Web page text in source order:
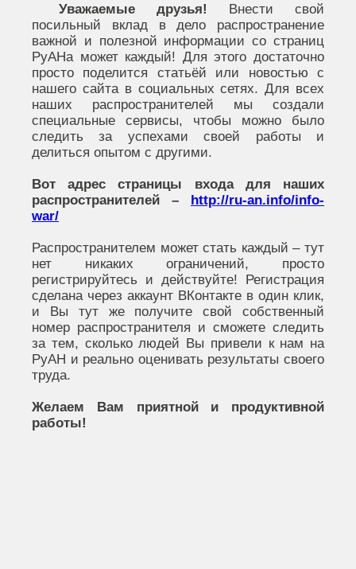
Уважаемые друзья!
Внести свой
посильный вклад в дело распространение
важной и полезной информации со страниц
РуАНа может каждый! Для этого достаточно
просто поделится статьёй или новостью с
нашего сайта в социальных сетях. Для всех
наших распространителей мы создали
специальные сервисы, чтобы можно было
следить за успехами своей работы и
делиться опытом с другими.
Вот адрес страницы входа для наших
распространителей – http://ru-an.info/info-
war/
Распространителем может стать каждый – тут
нет никаких ограничений, просто
регистрируйтесь и действуйте! Регистрация
сделана через аккаунт ВКонтакте в один клик,
и Вы тут же получите свой собственный
номер распространителя и сможете следить
за тем, сколько людей Вы привели к нам на
РуАН и реально оценивать результаты своего
труда.
Желаем Вам приятной и продуктивной
работы!